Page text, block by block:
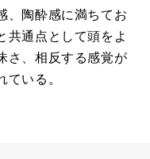
、陶酔感に満ちてお
共通点として頭をよ
さ、相反する感覚が
ている。